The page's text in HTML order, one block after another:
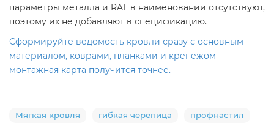
параметры металла и RAL в наименовании отсутствуют,
поэтому их не добавляют в спецификацию.
Сформируйте ведомость кровли сразу с основным
материалом, коврами, планками и крепежом —
монтажная карта получится точнее.
Мягкая кровля гибкая черепица профнастил